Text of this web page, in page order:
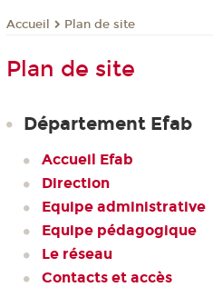
Accueil Plan de site
Plan de site
Département Efab
Accueil Efab
Direction
Equipe administrative
Equipe pédagogique
Le réseau
Contacts et accès